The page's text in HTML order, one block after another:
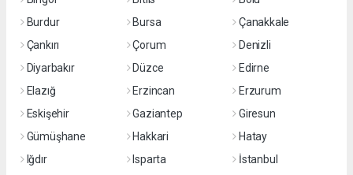
Burdur
Bursa
Çanakkale
Çankırı
Çorum
Denizli
Diyarbakır
Düzce
Edirne
Elazığ
Erzincan
Erzurum
Eskişehir
Gaziantep
Giresun
Gümüşhane
Hakkari
Hatay
Iğdır
Isparta
İstanbul